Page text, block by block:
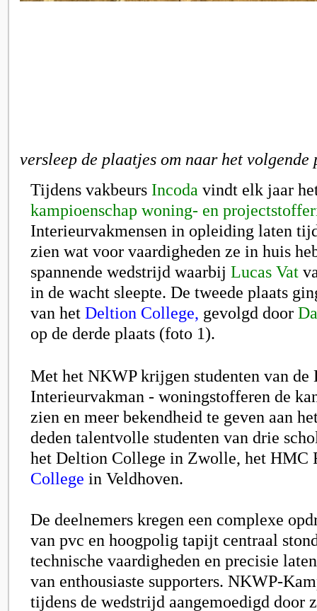
versleep de plaatjes om naar het
Tijdens vakbeurs Incoda vindt elk jaar
kampioenschap woning- en
Interieurvakmensen in opleiding laten
zien wat voor vaardigheden ze in huis
spannende wedstrijd waarbij Lucas Vat
in de wacht sleepte. De tweede plaats
van het Deltion College, gevolgd door
op de derde plaats (foto 1).
Met het NKWP krijgen studenten van
Interieurvakman - woningstofferen de
zien en meer bekendheid te geven aan
deden talentvolle studenten van drie
het Deltion College in Zwolle, het HMC
College in Veldhoven.
De deelnemers kregen een complexe
van pvc en hoogpolig tapijt centraal
technische vaardigheden en precisie
van enthousiaste supporters. NKWP-
tijdens de wedstrijd aangemoedigd door